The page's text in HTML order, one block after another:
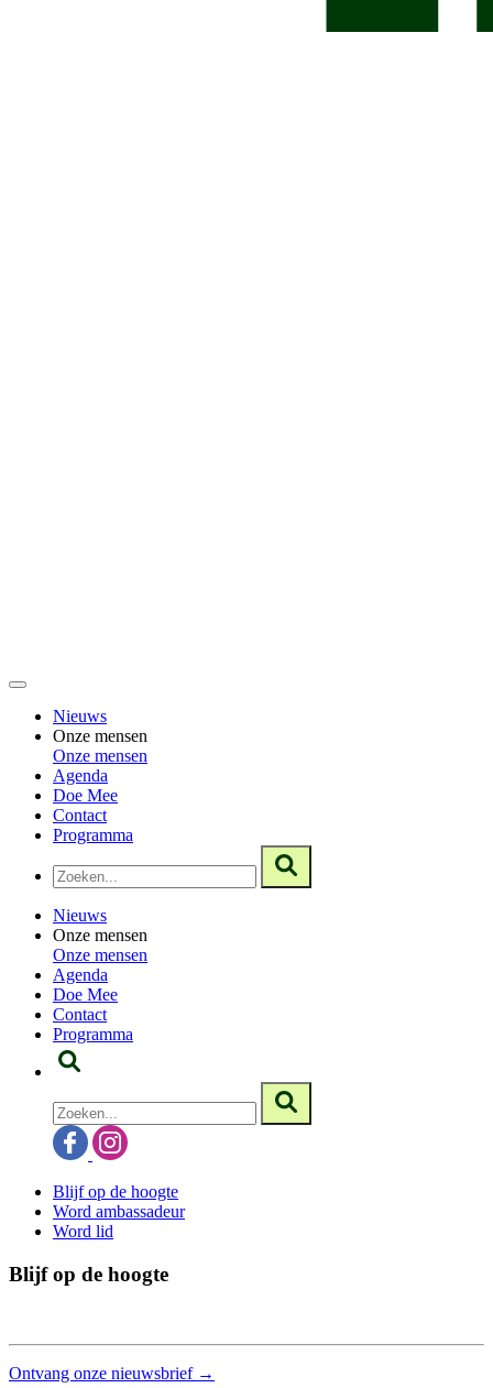
Nieuws
Onze mensen
Onze mensen
Agenda
Doe Mee
Contact
Programma
Nieuws
Onze mensen
Onze mensen
Agenda
Doe Mee
Contact
Programma
Blijf op de hoogte
Word ambassadeur
Word lid
Blijf op de hoogte
Ontvang onze nieuwsbrief →